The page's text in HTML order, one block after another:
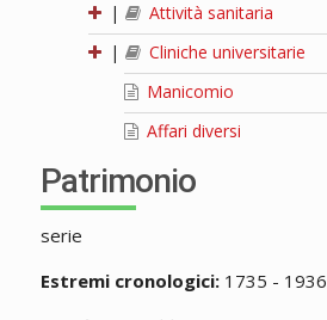
|
Attività sanitaria
|
Cliniche universitarie
Manicomio
Affari diversi
Patrimonio
serie
Estremi cronologici:1735 - 1936